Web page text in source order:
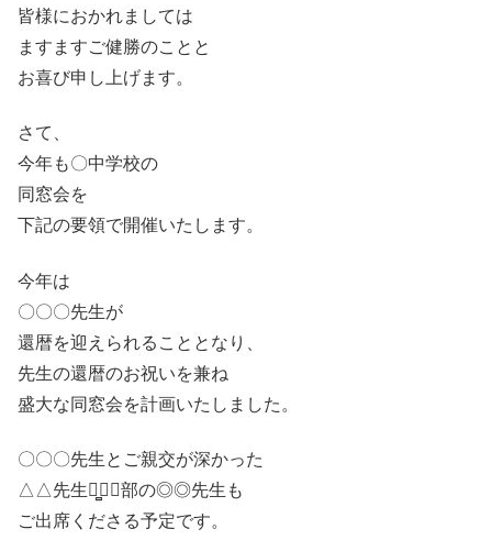
皆様におかれましては
ますますご健勝のことと
お喜び申し上げます。
さて、
今年も〇中学校の
同窓会を
下記の要領で開催いたします。
今年は
〇〇〇先生が
還暦を迎えられることとなり、
先生の還暦のお祝いを兼ね
盛大な同窓会を計画いたしました。
〇〇〇先生とご親交が深かった
△△先生や̻▢▢部の◎◎先生も
ご出席くださる予定です。